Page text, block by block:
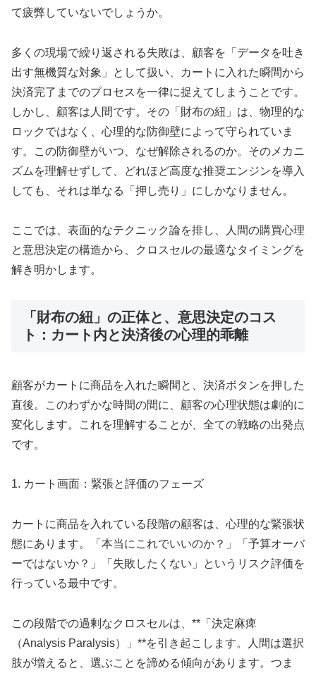
て疲弊していないでしょうか。
多くの現場で繰り返される失敗は、顧客を「データを吐き
出す無機質な対象」として扱い、カートに入れた瞬間から
決済完了までのプロセスを一律に捉えてしまうことです。
しかし、顧客は人間です。その「財布の紐」は、物理的な
ロックではなく、心理的な防御壁によって守られていま
す。この防御壁がいつ、なぜ解除されるのか。そのメカニ
ズムを理解せずして、どれほど高度な推奨エンジンを導入
しても、それは単なる「押し売り」にしかなりません。
ここでは、表面的なテクニック論を排し、人間の購買心理
と意思決定の構造から、クロスセルの最適なタイミングを
解き明かします。
「財布の紐」の正体と、意思決定のコス
ト：カート内と決済後の心理的乖離
顧客がカートに商品を入れた瞬間と、決済ボタンを押した
直後。このわずかな時間の間に、顧客の心理状態は劇的に
変化します。これを理解することが、全ての戦略の出発点
です。
1. カート画面：緊張と評価のフェーズ
カートに商品を入れている段階の顧客は、心理的な緊張状
態にあります。「本当にこれでいいのか？」「予算オーバ
ーではないか？」「失敗したくない」というリスク評価を
行っている最中です。
この段階での過剰なクロスセルは、**「決定麻痺
（Analysis Paralysis）」**を引き起こします。人間は選択
肢が増えると、選ぶことを諦める傾向があります。つま